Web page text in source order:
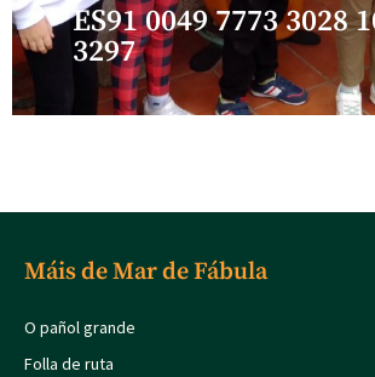
ES91 0049 7773 3028
3297
Máis de Mar de Fábula
O pañol grande
Folla de ruta